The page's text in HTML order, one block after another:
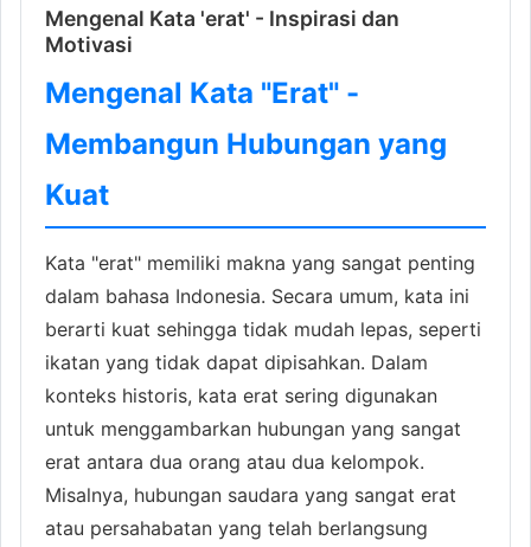
Mengenal Kata 'erat' - Inspirasi dan
Motivasi
Mengenal Kata "Erat" -
Membangun Hubungan yang
Kuat
Kata "erat" memiliki makna yang sangat penting
dalam bahasa Indonesia. Secara umum, kata ini
berarti kuat sehingga tidak mudah lepas, seperti
ikatan yang tidak dapat dipisahkan. Dalam
konteks historis, kata erat sering digunakan
untuk menggambarkan hubungan yang sangat
erat antara dua orang atau dua kelompok.
Misalnya, hubungan saudara yang sangat erat
atau persahabatan yang telah berlangsung